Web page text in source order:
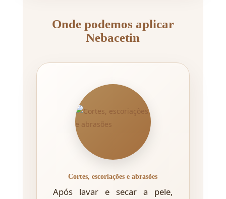
Onde podemos aplicar
Nebacetin
Cortes, escoriações e abrasões
Após lavar e secar a pele,